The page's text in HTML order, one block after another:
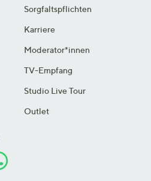
Sorgfaltspflichten
Karriere
Moderator*innen
TV-Empfang
Studio Live Tour
Outlet